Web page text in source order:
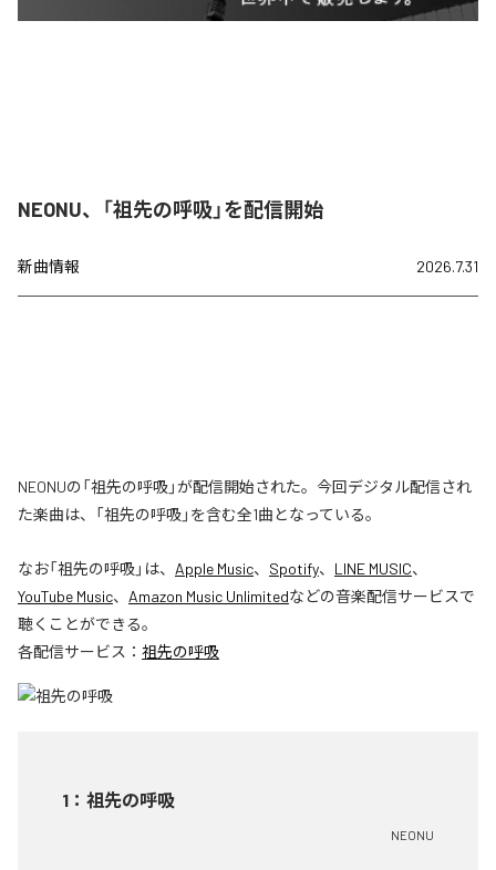
NEONU、「祖先の呼吸」を配信開始
新曲情報 2026.7.31
NEONUの「祖先の呼吸」が配信開始された。今回デジタル配信され
た楽曲は、「祖先の呼吸」を含む全1曲となっている。
なお「祖先の呼吸」は、 Apple Music、 Spotify、 LINE MUSIC、
YouTube Music、 Amazon Music Unlimitedなどの音楽配信サービスで
聴くことができる。
各配信サービス： 祖先の呼吸
1 ： 祖先の呼吸
NEONU